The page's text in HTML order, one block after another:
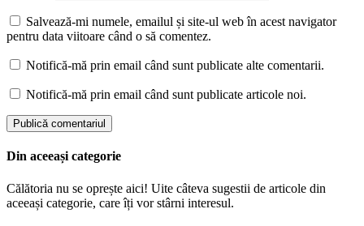
Salvează-mi numele, emailul și site-ul web în acest navigator
pentru data viitoare când o să comentez.
Notifică-mă prin email când sunt publicate alte comentarii.
Notifică-mă prin email când sunt publicate articole noi.
Din aceeași categorie
Călătoria nu se oprește aici! Uite câteva sugestii de articole din
aceeași categorie, care îți vor stârni interesul.